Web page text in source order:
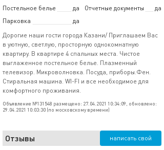
Постельное белье да Отчетные документы
да
Парковка
да
Дорогие наши гости города Казани/ Приглашаем Вас
в уютную, светлую, просторную однокомнатную
квартиру. В квартире 4 спальных места. Чистое
выглаженное постельное белье. Плазменный
телевизор. Микроволновка. Посуда, приборы.Фен.
Стиральная машина. WI-FI и все необходимое для
комфортного проживания.
Объявление №131548 размещено: 27.04.2021 10:34:09, обновлено:
29.04.2021 10:03:30 (по московскому времени)
Отзывы написать свой